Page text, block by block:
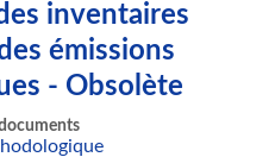
inventaires
émissions
- Obsolète
documents